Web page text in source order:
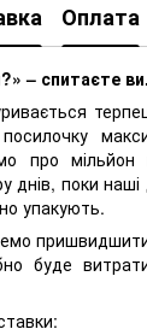
Оплата
– спитаєте ви.
мільйон
поки наші
упакують.
буде